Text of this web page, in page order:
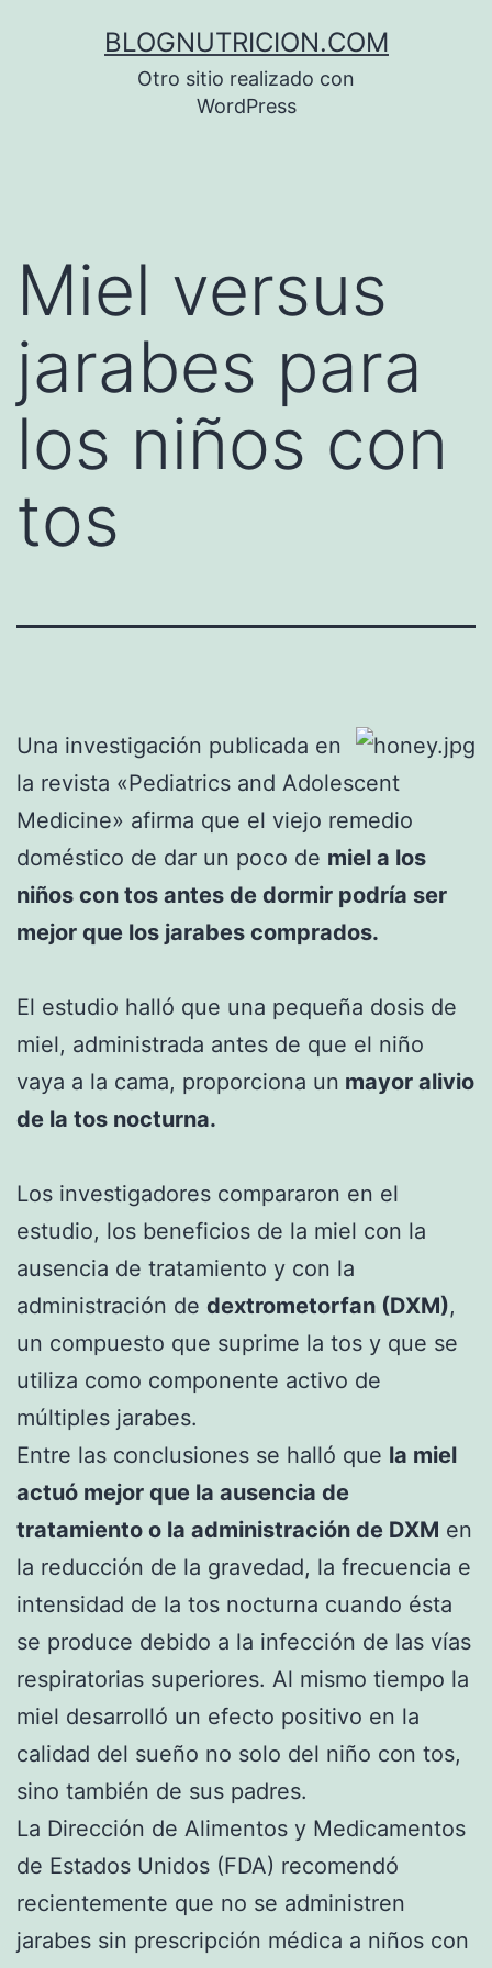
BLOGNUTRICION.COM
Otro sitio realizado con
WordPress
Miel versus
jarabes para
los niños con
tos
Una investigación publicada en
la revista «Pediatrics and Adolescent
Medicine» afirma que el viejo remedio
doméstico de dar un poco de miel a los
niños con tos antes de dormir podría ser
mejor que los jarabes comprados.
El estudio halló que una pequeña dosis de
miel, administrada antes de que el niño
vaya a la cama, proporciona un mayor alivio
de la tos nocturna.
Los investigadores compararon en el
estudio, los beneficios de la miel con la
ausencia de tratamiento y con la
administración de dextrometorfan (DXM),
un compuesto que suprime la tos y que se
utiliza como componente activo de
múltiples jarabes.
Entre las conclusiones se halló que la miel
actuó mejor que la ausencia de
tratamiento o la administración de DXM en
la reducción de la gravedad, la frecuencia e
intensidad de la tos nocturna cuando ésta
se produce debido a la infección de las vías
respiratorias superiores. Al mismo tiempo la
miel desarrolló un efecto positivo en la
calidad del sueño no solo del niño con tos,
sino también de sus padres.
La Dirección de Alimentos y Medicamentos
de Estados Unidos (FDA) recomendó
recientemente que no se administren
jarabes sin prescripción médica a niños con